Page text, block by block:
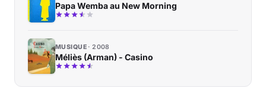
Papa Wemba au New Morning
MUSIQUE 2008
Méliès (Arman) - Casino